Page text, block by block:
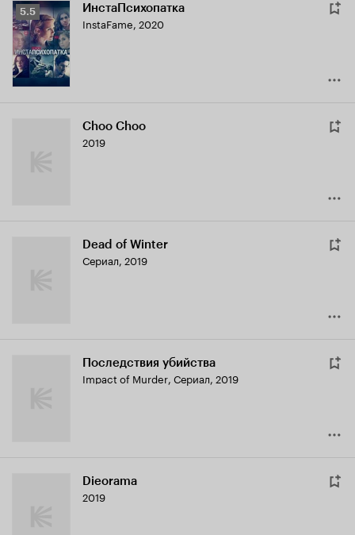
Рейтинг
Кинопоиска
5.5
5.5 ИнстаПсихопатка
InstaFame, 2020
Choo Choo
2019
Dead of Winter
Сериал, 2019
Последствия убийства
Impact of Murder, Сериал, 2019
Dieorama
2019